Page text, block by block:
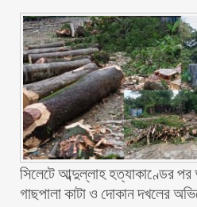
সিলেটে আব্দুল্লাহ হত্যাকাণ্ডের পর
গাছপালা কাটা ও দোকান দখলের